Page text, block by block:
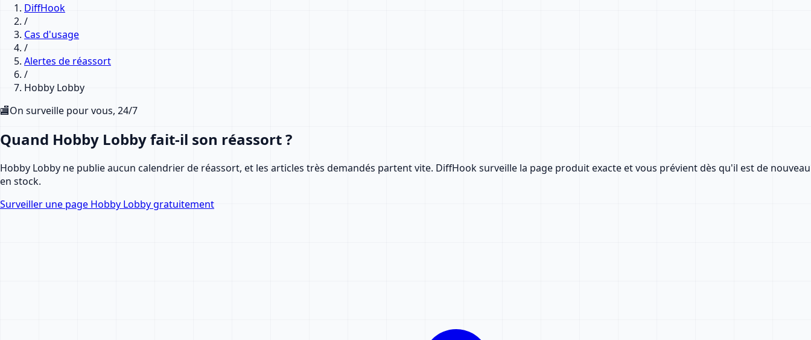
DiffHook
/
Cas d'usage
/
Alertes de réassort
/
Hobby Lobby
🏬On surveille pour vous, 24/7
Quand Hobby Lobby fait-il son réassort ?
Hobby Lobby ne publie aucun calendrier de réassort, et les articles très demandés partent vite. DiffHook surveille la page produit exacte et vous prévient dès qu'il est de nouveau
en stock.
Surveiller une page Hobby Lobby gratuitement